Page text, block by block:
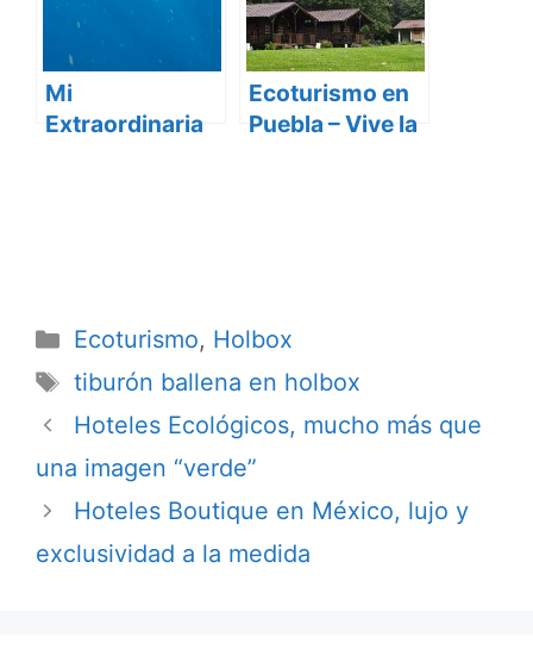
Mi
Extraordinaria
Ecoturismo en
Puebla – Vive la
Categorías
Ecoturismo, Holbox
Etiquetas
tiburón ballena en holbox
Hoteles Ecológicos, mucho más que
una imagen “verde”
Hoteles Boutique en México, lujo y
exclusividad a la medida